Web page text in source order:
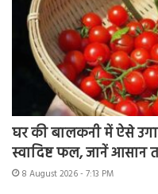
घर की बालकनी में ऐसे
स्वादिष्ट फल, जानें आसान
8 August 2026 - 7:13 PM